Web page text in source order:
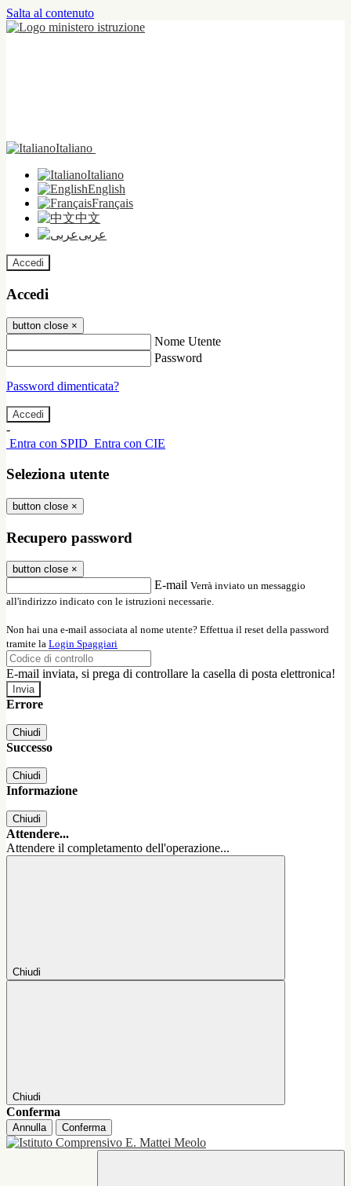
Salta al contenuto
Italiano
Italiano
English
Français
中文
عربى
Accedi
Accedi
button close ×
Nome Utente
Password
Password dimenticata?
-
Entra con SPID Entra con CIE
Seleziona utente
button close ×
Recupero password
button close ×
E-mail Verrà inviato un messaggio
all'indirizzo indicato con le istruzioni necessarie.
Non hai una e-mail associata al nome utente? Effettua il reset della password
tramite la Login Spaggiari
E-mail inviata, si prega di controllare la casella di posta elettronica!
Errore
Chiudi
Successo
Chiudi
Informazione
Chiudi
Attendere...
Attendere il completamento dell'operazione...
Chiudi
Chiudi
Conferma
Annulla Conferma